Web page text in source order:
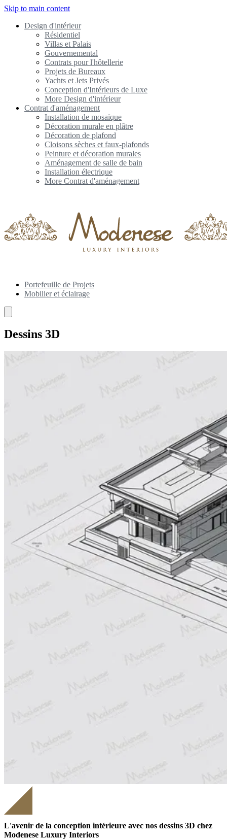
Skip to main content
Design d'intérieur
Résidentiel
Villas et Palais
Gouvernemental
Contrats pour l'hôtellerie
Projets de Bureaux
Yachts et Jets Privés
Conception d'Intérieurs de Luxe
More Design d'intérieur
Contrat d'aménagement
Installation de mosaïque
Décoration murale en plâtre
Décoration de plafond
Cloisons sèches et faux-plafonds
Peinture et décoration murales
Aménagement de salle de bain
Installation électrique
More Contrat d'aménagement
Portefeuille de Projets
Mobilier et éclairage
Dessins 3D
L'avenir de la conception intérieure avec nos dessins 3D chez
Modenese Luxury Interiors